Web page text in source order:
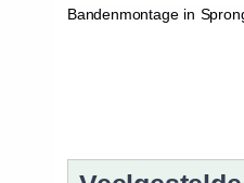
Bandenmontage in